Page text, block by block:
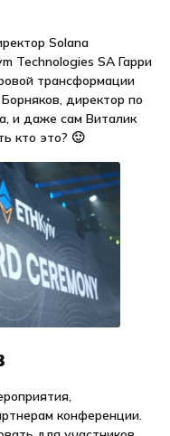
Solana
Technologies SA Гарри
трансформации
директор по
и даже сам Виталик
кто это? 🙂
конференции.